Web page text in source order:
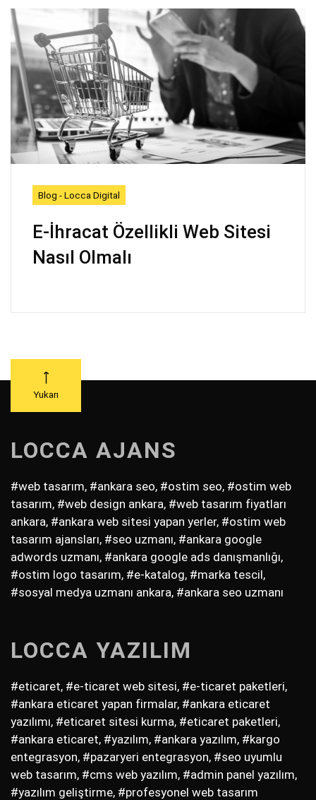
Blog - Locca Digital
E-İhracat Özellikli Web Sitesi
Nasıl Olmalı
LOCCA AJANS
#web tasarım, #ankara seo, #ostim seo, #ostim web
tasarım, #web design ankara, #web tasarım fiyatları
ankara, #ankara web sitesi yapan yerler, #ostim web
tasarım ajansları, #seo uzmanı, #ankara google
adwords uzmanı, #ankara google ads danışmanlığı,
#ostim logo tasarım, #e-katalog, #marka tescil,
#sosyal medya uzmanı ankara, #ankara seo uzmanı
LOCCA YAZILIM
#eticaret, #e-ticaret web sitesi, #e-ticaret paketleri,
#ankara eticaret yapan firmalar, #ankara eticaret
yazılımı, #eticaret sitesi kurma, #eticaret paketleri,
#ankara eticaret, #yazılım, #ankara yazılım, #kargo
entegrasyon, #pazaryeri entegrasyon, #seo uyumlu
web tasarım, #cms web yazılım, #admin panel yazılım,
#yazılım geliştirme, #profesyonel web tasarım
Yukarı